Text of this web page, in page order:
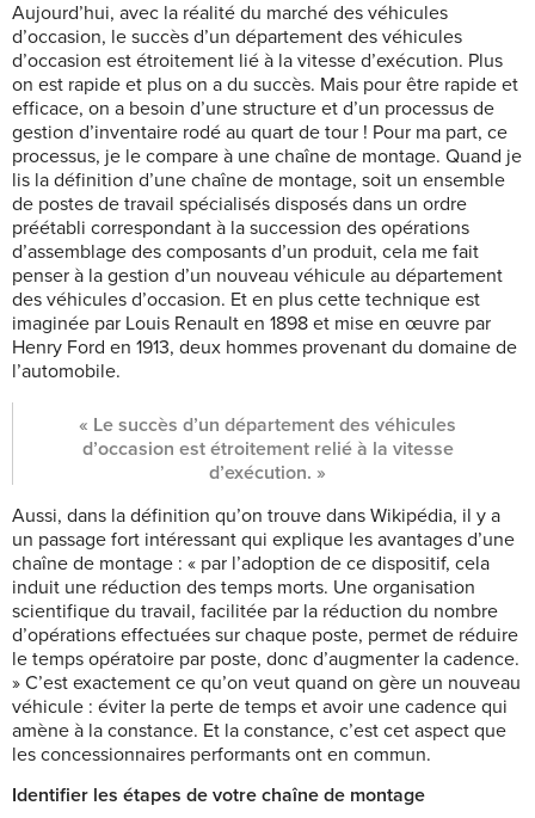
Aujourd’hui, avec la réalité du marché des véhicules
d’occasion, le succès d’un département des véhicules
d’occasion est étroitement lié à la vitesse d’exécution. Plus
on est rapide et plus on a du succès. Mais pour être rapide et
efficace, on a besoin d’une structure et d’un processus de
gestion d’inventaire rodé au quart de tour ! Pour ma part, ce
processus, je le compare à une chaîne de montage. Quand je
lis la définition d’une chaîne de montage, soit un ensemble
de postes de travail spécialisés disposés dans un ordre
préétabli correspondant à la succession des opérations
d’assemblage des composants d’un produit, cela me fait
penser à la gestion d’un nouveau véhicule au département
des véhicules d’occasion. Et en plus cette technique est
imaginée par Louis Renault en 1898 et mise en œuvre par
Henry Ford en 1913, deux hommes provenant du domaine de
l’automobile.
« Le succès d’un département des véhicules
d’occasion est étroitement relié à la vitesse
d’exécution. »
Aussi, dans la définition qu’on trouve dans Wikipédia, il y a
un passage fort intéressant qui explique les avantages d’une
chaîne de montage : « par l’adoption de ce dispositif, cela
induit une réduction des temps morts. Une organisation
scientifique du travail, facilitée par la réduction du nombre
d’opérations effectuées sur chaque poste, permet de réduire
le temps opératoire par poste, donc d’augmenter la cadence.
» C’est exactement ce qu’on veut quand on gère un nouveau
véhicule : éviter la perte de temps et avoir une cadence qui
amène à la constance. Et la constance, c’est cet aspect que
les concessionnaires performants ont en commun.
Identifier les étapes de votre chaîne de montage